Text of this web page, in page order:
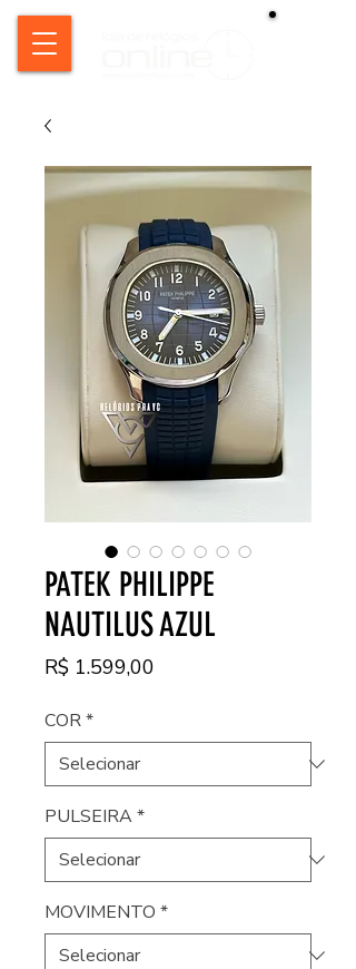
PATEK PHILIPPE
NAUTILUS AZUL
R$ 1.599,00
COR*
PULSEIRA*
MOVIMENTO *